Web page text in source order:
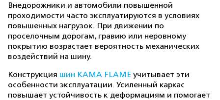
Внедорожники и автомобили повышенной
проходимости часто эксплуатируются в условиях
повышенных нагрузок. При движении по
проселочным дорогам, гравию или неровному
покрытию возрастает вероятность механических
воздействий на шину.
Конструкция шин KAMA FLAME учитывает эти
особенности эксплуатации. Усиленный каркас
повышает устойчивость к деформациям и помогает